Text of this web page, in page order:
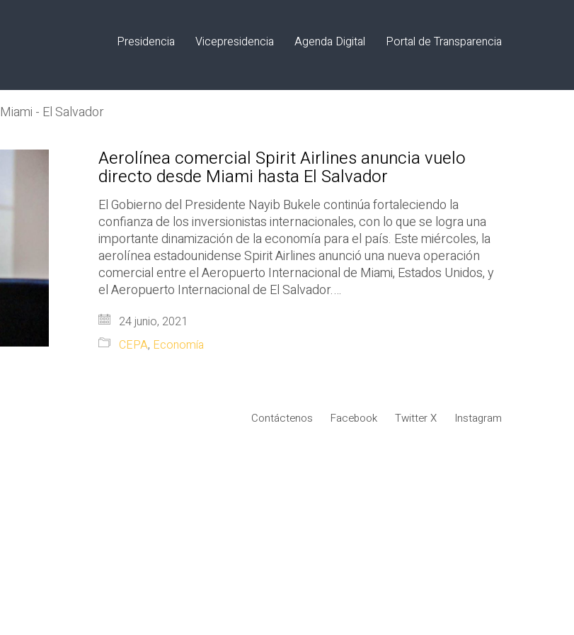
Presidencia Vicepresidencia Agenda Digital Portal de Transparencia
Miami - El Salvador
Aerolínea comercial Spirit Airlines anuncia vuelo
directo desde Miami hasta El Salvador
El Gobierno del Presidente Nayib Bukele continúa fortaleciendo la
confianza de los inversionistas internacionales, con lo que se logra una
importante dinamización de la economía para el país. Este miércoles, la
aerolínea estadounidense Spirit Airlines anunció una nueva operación
comercial entre el Aeropuerto Internacional de Miami, Estados Unidos, y
el Aeropuerto Internacional de El Salvador.…
24 junio, 2021
CEPA, Economía
Contáctenos Facebook Twitter X Instagram